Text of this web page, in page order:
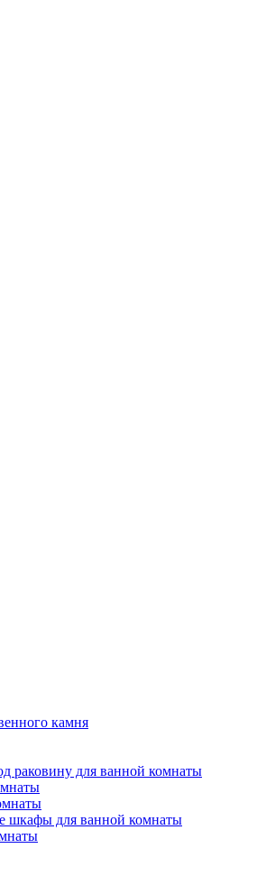
камня
раковину для ванной комнаты
шкафы для ванной комнаты